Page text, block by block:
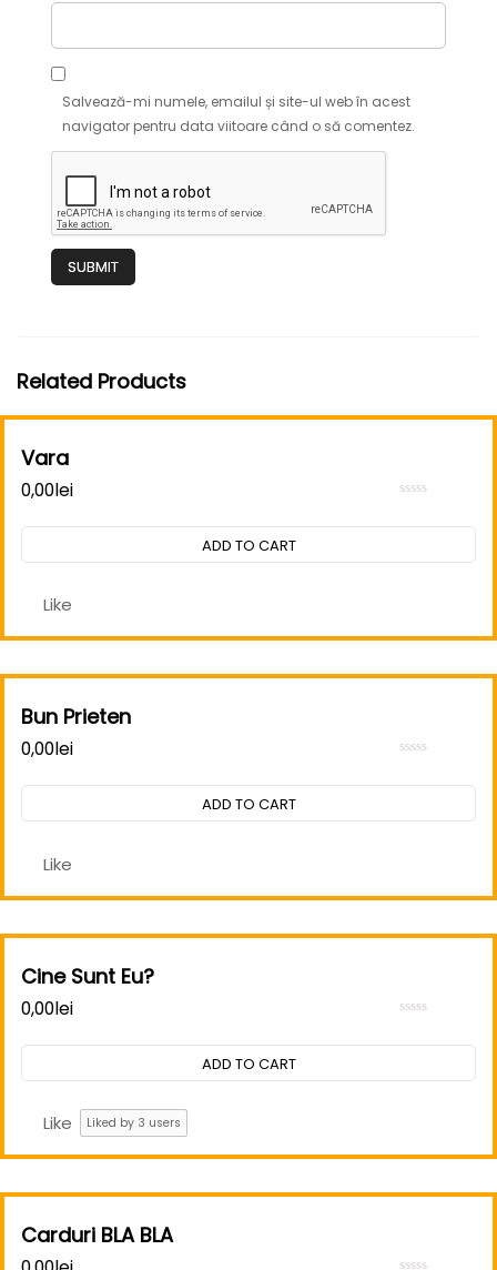
Salvează-mi numele, emailul și site-ul web în acest
navigator pentru data viitoare când o să comentez.
Related Products
Vara
5
0,00lei
ADD TO CART
Like
Bun Prieten
5
0,00lei
ADD TO CART
Like
Cine Sunt Eu?
5
0,00lei
ADD TO CART
Like Liked by 3 users
Carduri BLA BLA